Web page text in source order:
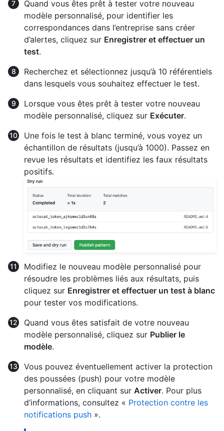
Quand vous êtes prêt à tester votre nouveau
modèle personnalisé, pour identifier les
correspondances dans l’entreprise sans créer
d’alertes, cliquez sur Enregistrer et effectuer un
test.
Recherchez et sélectionnez jusqu’à 10 référentiels
dans lesquels vous souhaitez effectuer le test.
Lorsque vous êtes prêt à tester votre nouveau
modèle personnalisé, cliquez sur Exécuter.
Une fois le test à blanc terminé, vous voyez un
échantillon de résultats (jusqu’à 1000). Passez en
revue les résultats et identifiez les faux résultats
positifs.
Modifiez le nouveau modèle personnalisé pour
résoudre les problèmes liés aux résultats, puis
cliquez sur Enregistrer et effectuer un test à blanc
pour tester vos modifications.
Quand vous êtes satisfait de votre nouveau
modèle personnalisé, cliquez sur Publier le
modèle.
Vous pouvez éventuellement activer la protection
des poussées (push) pour votre modèle
personnalisé, en cliquant sur Activer. Pour plus
d’informations, consultez « Protection contre les
notifications push ».